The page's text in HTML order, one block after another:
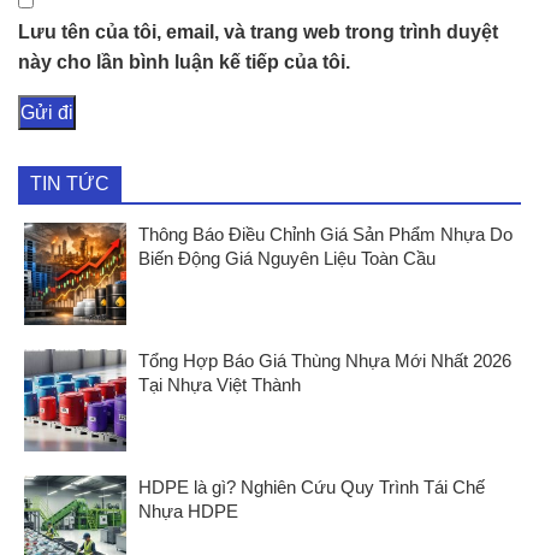
Lưu tên của tôi, email, và trang web trong trình duyệt
này cho lần bình luận kế tiếp của tôi.
TIN TỨC
Thông Báo Điều Chỉnh Giá Sản Phẩm Nhựa Do
Biến Động Giá Nguyên Liệu Toàn Cầu
Tổng Hợp Báo Giá Thùng Nhựa Mới Nhất 2026
Tại Nhựa Việt Thành
HDPE là gì? Nghiên Cứu Quy Trình Tái Chế
Nhựa HDPE